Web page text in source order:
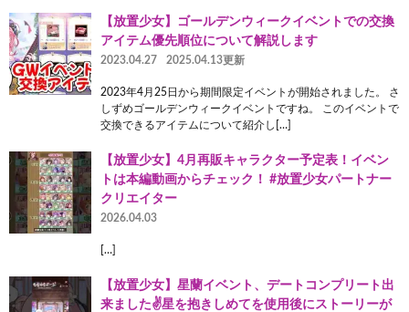
【放置少女】ゴールデンウィークイベントでの交換
アイテム優先順位について解説します
2023.04.27 2025.04.13更新
2023年4月25日から期間限定イベントが開始されました。 さ
しずめゴールデンウィークイベントですね。 このイベントで
交換できるアイテムについて紹介し[…]
【放置少女】4月再販キャラクター予定表！イベン
トは本編動画からチェック！ #放置少女パートナー
クリエイター
2026.04.03
[…]
【放置少女】星蘭イベント、デートコンプリート出
来ました✌️星を抱きしめてを使用後にストーリーが